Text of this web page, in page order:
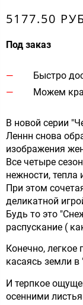
5177.50
Под заказ
Быстро
Можем
В новой серии
Леннн снова
изображения
Все четыре
нежности, тепла
При этом
деликатной
Будь то это
распускание (
Конечно, легкое
касаясь земли в
И терпкое
осенними